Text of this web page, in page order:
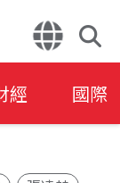
經 國際